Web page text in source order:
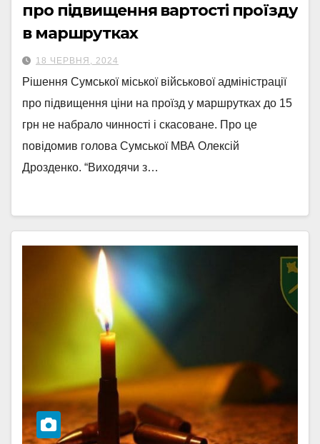
про підвищення вартості проїзду
в маршрутках
18 ЧЕРВНЯ, 2024
Рішення Сумської міської військової адміністрації
про підвищення ціни на проїзд у маршрутках до 15
грн не набрало чинності і скасоване. Про це
повідомив голова Сумської МВА Олексій
Дрозденко. “Виходячи з…